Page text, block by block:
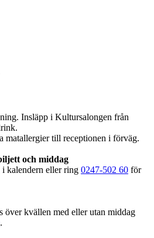
Insläpp i Kultursalongen från
matallergier till receptionen i förväg.
och middag
kalendern eller ring 0247-502 60 för
över kvällen med eller utan middag
.